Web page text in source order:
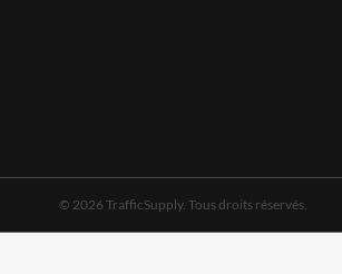
© 2026 TrafficSupply. Tous droits réservés.